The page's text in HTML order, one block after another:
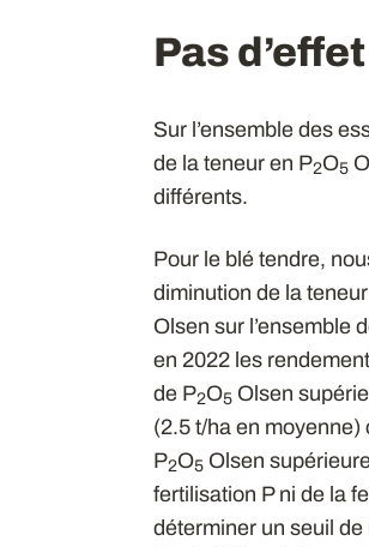
Pas
Sur l’ensemble des
de la teneur en P2O5
différents.
Pour le blé tendre,
diminution de la
Olsen sur l’ensemble
en 2022 les
de P2O5Olsen
(2.5 t/ha en
P2O5Olsen
fertilisation P ni de la
déterminer un seuil de